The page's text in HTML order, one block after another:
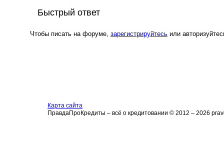
Быстрый ответ
Чтобы писать на форуме, зарегистрируйтесь или
Карта сайта
ПравдаПроКредиты – всё о кредитовании © 2012 – 2026